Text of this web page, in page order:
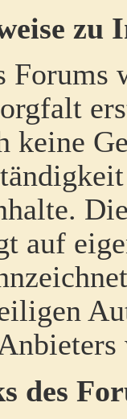
zu
Forums
keine
auf
des